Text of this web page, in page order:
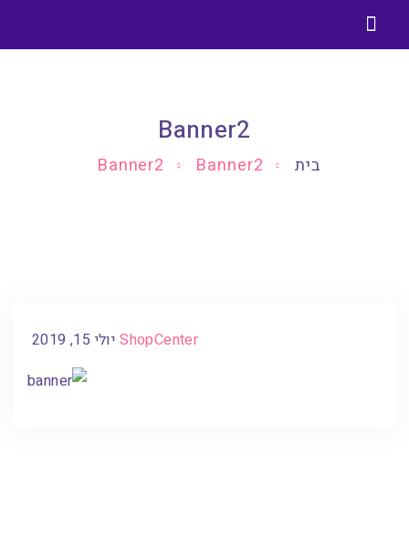
Banner2
בית Banner2
Banner2
ShopCenter יולי 15, 2019